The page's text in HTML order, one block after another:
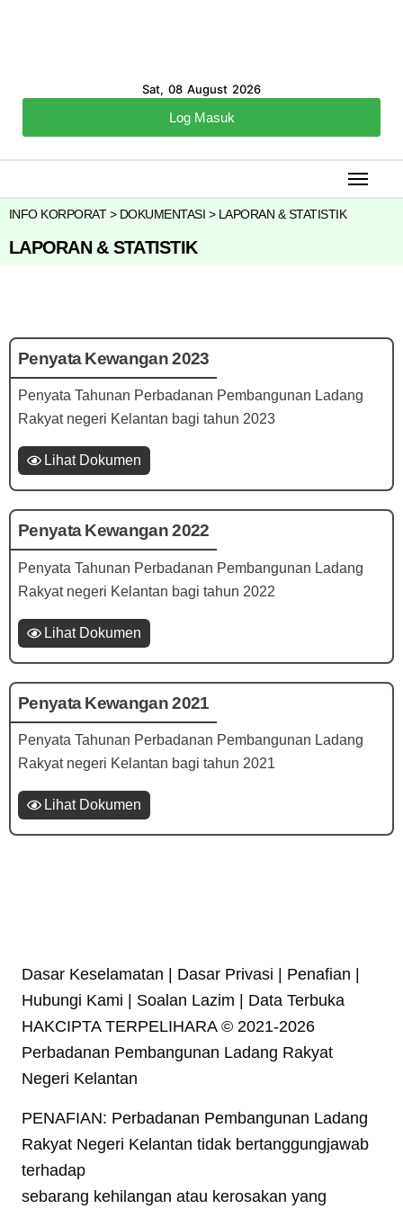
Log Masuk
Sat, 08 August 2026
INFO KORPORAT > DOKUMENTASI > LAPORAN & STATISTIK
LAPORAN & STATISTIK
Penyata Kewangan 2023
Penyata Tahunan Perbadanan Pembangunan Ladang
Rakyat negeri Kelantan bagi tahun 2023
Lihat Dokumen
Penyata Kewangan 2022
Penyata Tahunan Perbadanan Pembangunan Ladang
Rakyat negeri Kelantan bagi tahun 2022
Lihat Dokumen
Penyata Kewangan 2021
Penyata Tahunan Perbadanan Pembangunan Ladang
Rakyat negeri Kelantan bagi tahun 2021
Lihat Dokumen
Dasar Keselamatan | Dasar Privasi | Penafian |
Hubungi Kami | Soalan Lazim | Data Terbuka
HAKCIPTA TERPELIHARA © 2021-2026
Perbadanan Pembangunan Ladang Rakyat
Negeri Kelantan
PENAFIAN: Perbadanan Pembangunan Ladang
Rakyat Negeri Kelantan tidak bertanggungjawab
terhadap
sebarang kehilangan atau kerosakan yang